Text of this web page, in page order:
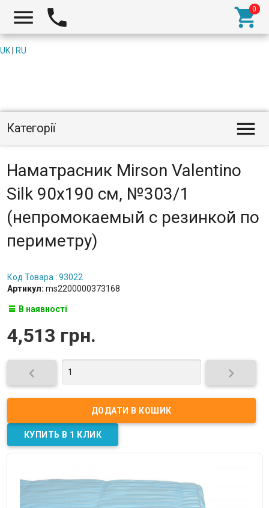
  
UK RU
Категорії 
Наматрасник Mirson Valentino
Silk 90x190 см, №303/1
(непромокаемый с резинкой по
периметру)
Код Товара : 93022
Артикул: ms2200000373168
В наявності
4,513 грн.
 